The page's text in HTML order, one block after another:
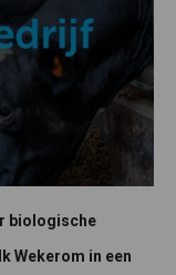
biologische
Wekerom in een